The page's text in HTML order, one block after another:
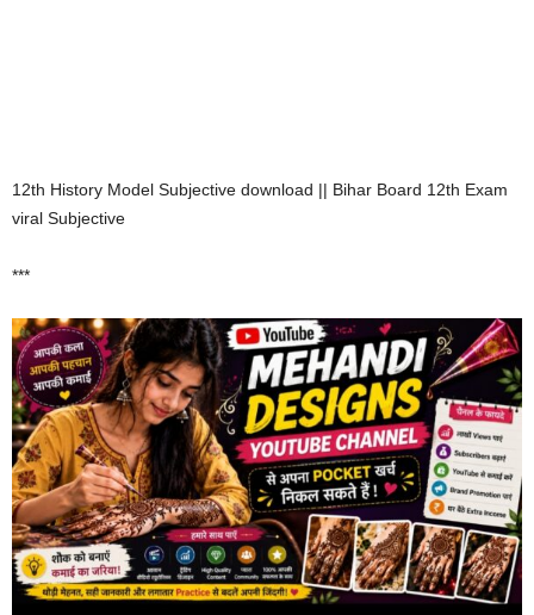
12th History Model Subjective download || Bihar Board 12th Exam
viral Subjective
***